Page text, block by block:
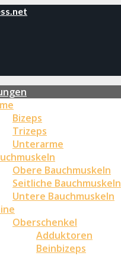
Bizeps
Trizeps
Unterarme
Obere Bauchmuskeln
Seitliche Bauchmuskeln
Untere Bauchmuskeln
Oberschenkel
Adduktoren
Beinbizeps